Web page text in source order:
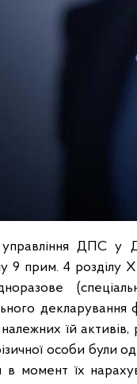
управління ДПС у
9 прим. 4 розділу
їй активів,
особи були
в момент їх